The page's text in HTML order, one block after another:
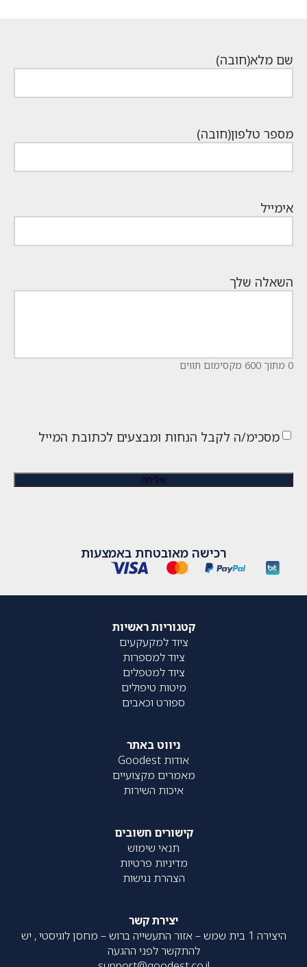
שם מלא(חובה)
מספר טלפון(חובה)
אימייל
השאלה שלך
0 מתוך 600 מקסימום תווים
מסכימ/ה לקבל הנחות ומבצעים לכתובת המייל
רכישה מאובטחת באמצעות
קטגוריות ראשיות
ציוד למקעקעים
ציוד למספרות
ציוד למטפלים
מיטות טיפולים
ספורט וכאבים
ניווט באתר
אודות Goodest
מאמרים מקצועיים
איכות השירות
קישורים חשובים
תנאי שימוש
מדיניות פרטיות
הצהרת נגישות
יצירת קשר
היצירה 1 בית שמש – אזור התעשייה ברוש – מחסן לוגיסטי , יש
להתקשר לפני ההגעה